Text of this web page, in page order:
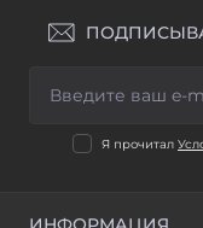
Я прочитал